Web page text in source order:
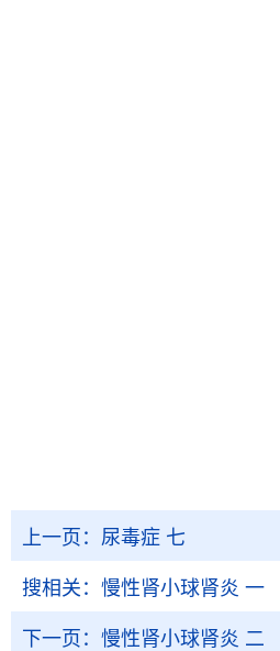
上一页： 尿毒症 七
搜相关： 慢性肾小球肾炎 一
下一页： 慢性肾小球肾炎 二